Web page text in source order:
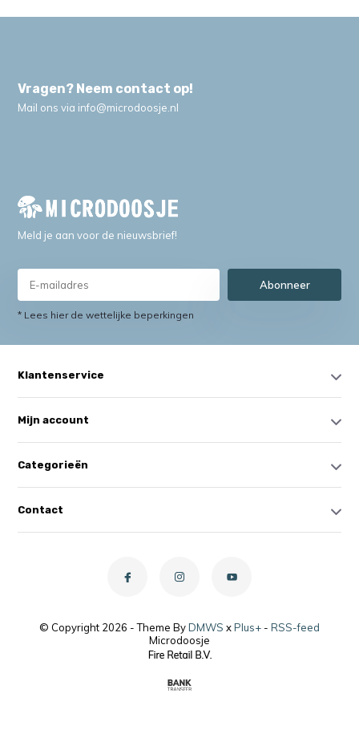
Vragen? Neem contact op!
Mail ons via info@microdoosje.nl
Meld je aan voor de nieuwsbrief!
Abonneer
* Lees hier de wettelijke beperkingen
Klantenservice
Mijn account
Categorieën
Contact
© Copyright 2026 - Theme ByDMWS xPlus+ - RSS-feed
Microdoosje